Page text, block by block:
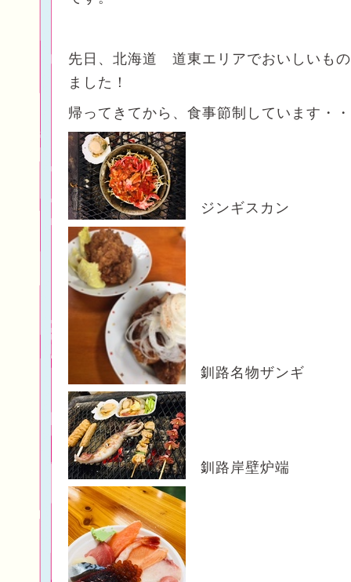
先日、北海道 道東エリアでおいしいも
ました！
帰ってきてから、食事節制しています・
ジンギスカン
釧路名物ザンギ
釧路岸壁炉端